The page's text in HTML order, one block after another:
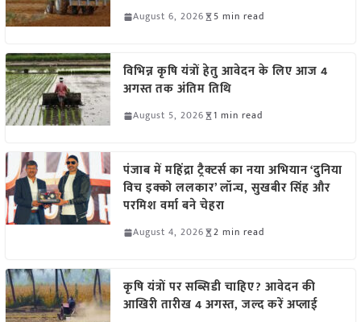
August 6, 2026 5 min read
विभिन्न कृषि यंत्रों हेतु आवेदन के लिए आज 4
अगस्त तक अंतिम तिथि
August 5, 2026 1 min read
पंजाब में महिंद्रा ट्रैक्टर्स का नया अभियान ‘दुनिया
विच इक्को ललकार’ लॉन्च, सुखबीर सिंह और
परमिश वर्मा बने चेहरा
August 4, 2026 2 min read
कृषि यंत्रों पर सब्सिडी चाहिए? आवेदन की
आखिरी तारीख 4 अगस्त, जल्द करें अप्लाई